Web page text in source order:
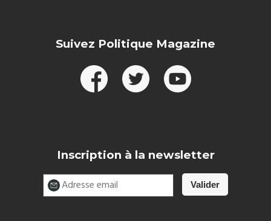
Suivez Politique Magazine
Inscription à la newsletter